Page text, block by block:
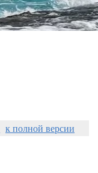
к полной версии